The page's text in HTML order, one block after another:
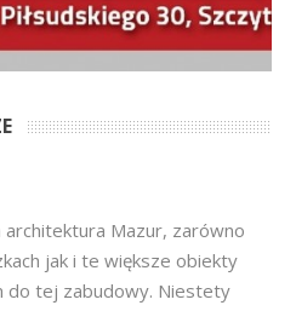
Mazur, zarówno
jak i te większe obiekty
do tej zabudowy. Niestety